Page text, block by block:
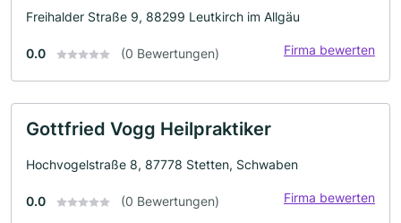
Freihalder Straße 9, 88299 Leutkirch im Allgäu
0.0 (0 Bewertungen) Firma bewerten
Gottfried Vogg Heilpraktiker
Hochvogelstraße 8, 87778 Stetten, Schwaben
0.0 (0 Bewertungen) Firma bewerten